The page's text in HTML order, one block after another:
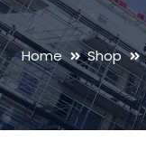
Home Shop